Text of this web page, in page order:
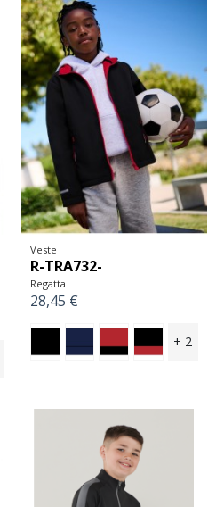
Veste
R-TRA732-
Regatta
28,45 €
+ 2